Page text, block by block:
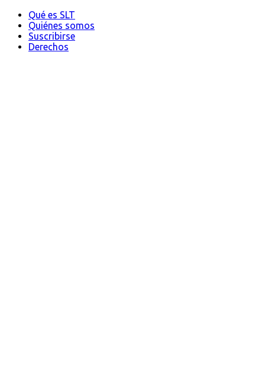
Qué es SLT
Quiénes somos
Suscribirse
Derechos